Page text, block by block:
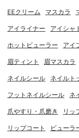
EEクリーム マスカラ
アイライナー アイシャ
ホットビューラー アイ
眉ティント 眉マスカラ
ネイルシール ネイルト
フットネイルシール ネ
爪やすり・爪磨き リッ
リップコート ビューラ